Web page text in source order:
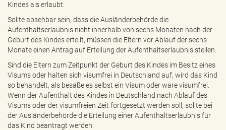
Kindes als erlaubt.
Sollte absehbar sein, dass die Ausländerbehörde die
Aufenthaltserlaubnis nicht innerhalb von sechs Monaten nach der
Geburt des Kindes erteilt, müssen die Eltern vor Ablauf der sechs
Monate einen Antrag auf Erteilung der Aufenthaltserlaubnis stellen.
Sind die Eltern zum Zeitpunkt der Geburt des Kindes im Besitz eines
Visums oder halten sich visumfrei in Deutschland auf, wird das Kind
so behandelt, als besäße es selbst ein Visum oder wäre visumfrei.
Wenn der Aufenthalt des Kindes in Deutschland nach Ablauf des
Visums oder der visumfreien Zeit fortgesetzt werden soll, sollte bei
der Ausländerbehörde die Erteilung einer Aufenthaltserlaubnis für
das Kind beantragt werden.